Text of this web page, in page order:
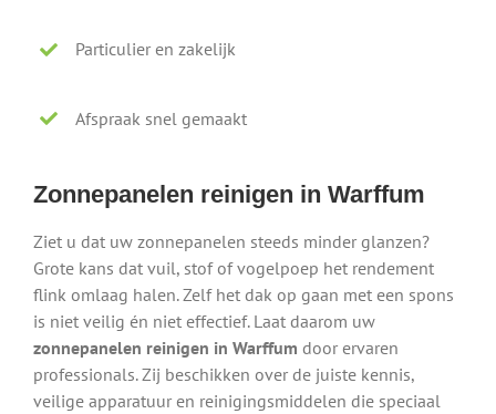
Particulier en zakelijk
Afspraak snel gemaakt
Zonnepanelen reinigen in Warffum
Ziet u dat uw zonnepanelen steeds minder glanzen?
Grote kans dat vuil, stof of vogelpoep het rendement
flink omlaag halen. Zelf het dak op gaan met een spons
is niet veilig én niet effectief. Laat daarom uw
zonnepanelen reinigen in Warffum door ervaren
professionals. Zij beschikken over de juiste kennis,
veilige apparatuur en reinigingsmiddelen die speciaal